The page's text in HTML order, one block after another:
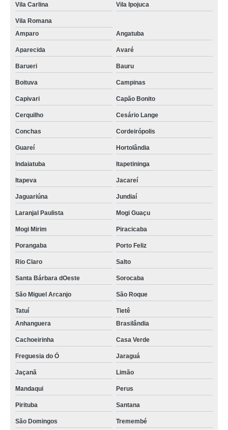
Vila Carlina Vila Ipojuca
Vila Romana
Amparo
Angatuba
Aparecida Avaré
Barueri Bauru
Boituva Campinas
Capivari Capão Bonito
Cerquilho Cesário Lange
Conchas Cordeirópolis
Guareí Hortolândia
Indaiatuba Itapetininga
Itapeva Jacareí
Jaguariúna Jundiaí
Laranjal Paulista Mogi Guaçu
Mogi Mirim Piracicaba
Porangaba Porto Feliz
Rio Claro Salto
Santa Bárbara dOeste Sorocaba
São Miguel Arcanjo São Roque
Tatuí
Tietê
Anhanguera
Brasilândia
Cachoeirinha Casa Verde
Freguesia do Ó Jaraguá
Jaçanã Limão
Mandaqui Perus
Pirituba Santana
São Domingos Tremembé